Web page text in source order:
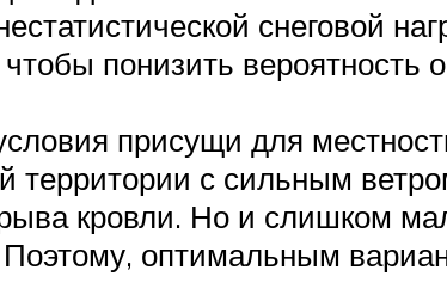
снеговой
понизить
присущи для
территории с сильным
кровли. Но и слишком
оптимальным